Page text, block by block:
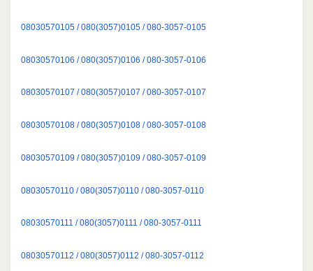
08030570105 / 080(3057)0105 / 080-3057-0105
08030570106 / 080(3057)0106 / 080-3057-0106
08030570107 / 080(3057)0107 / 080-3057-0107
08030570108 / 080(3057)0108 / 080-3057-0108
08030570109 / 080(3057)0109 / 080-3057-0109
08030570110 / 080(3057)0110 / 080-3057-0110
08030570111 / 080(3057)0111 / 080-3057-0111
08030570112 / 080(3057)0112 / 080-3057-0112